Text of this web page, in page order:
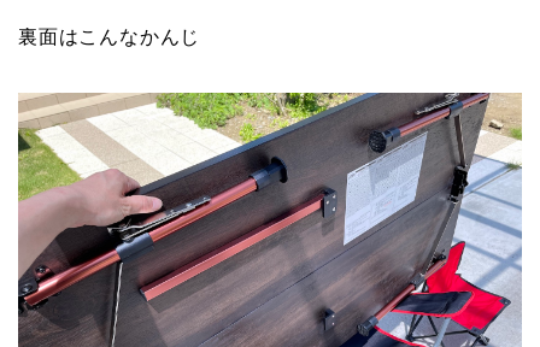
裏面はこんなかんじ